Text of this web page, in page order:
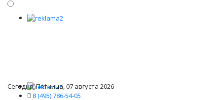
Сегодня: Пятница, 07 августа 2026
8 (495) 786-54-05